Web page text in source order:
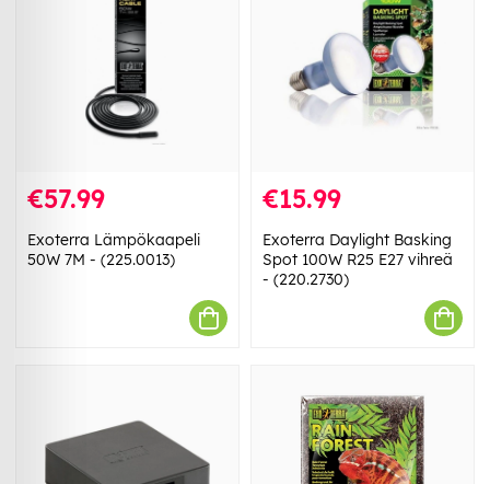
€57.99
Exoterra Lämpökaapeli
50W 7M - (225.0013)
€15.99
Exoterra Daylight Basking
Spot 100W R25 E27 vihreä
- (220.2730)